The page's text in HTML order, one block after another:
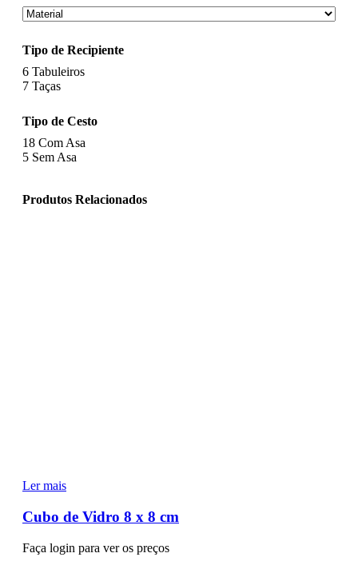
Tipo de Recipiente
6 Tabuleiros
7 Taças
Tipo de Cesto
18 Com Asa
5 Sem Asa
Produtos Relacionados
Ler mais
Cubo de Vidro 8 x 8 cm
Faça login para ver os preços